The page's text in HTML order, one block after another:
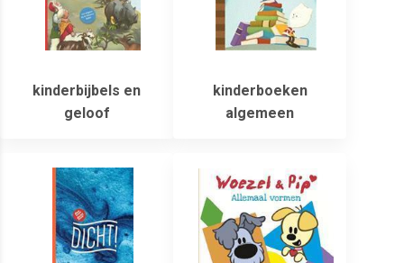
kinderbijbels en
geloof
kinderboeken
algemeen